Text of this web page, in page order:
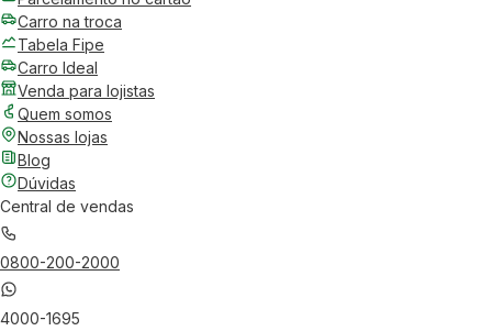
Carro na troca
Tabela Fipe
Carro Ideal
Venda para lojistas
Quem somos
Nossas lojas
Blog
Dúvidas
Central de vendas
0800-200-2000
4000-1695